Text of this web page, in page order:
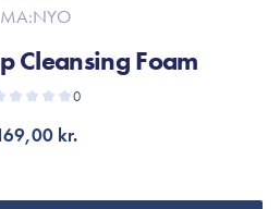
MA:NYO
Cleansing Foam
0
kr.